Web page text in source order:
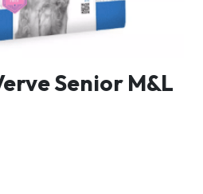
Senior M&L